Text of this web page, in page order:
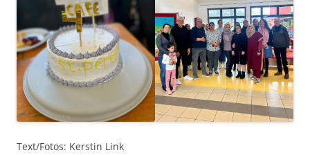
Text/Fotos: Kerstin Link